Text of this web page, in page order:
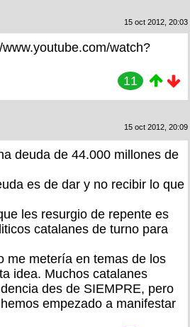
15 oct 2012, 20:03
watch?
11
15 oct 2012, 20:09
deuda de 44.000 millones de
es de dar y no recibir lo que
les resurgio de repente es
catalanes de turno para
me metería en temas de los
idea. Muchos catalanes
des de SIEMPRE, pero
empezado a manifestar